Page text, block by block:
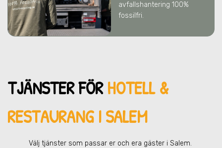
avfallshantering 100%
fossilfri.
TJÄNSTER FÖRHOTELL &
RESTAURANG I SALEM
Välj tjänster som passar er och era gäster i Salem.